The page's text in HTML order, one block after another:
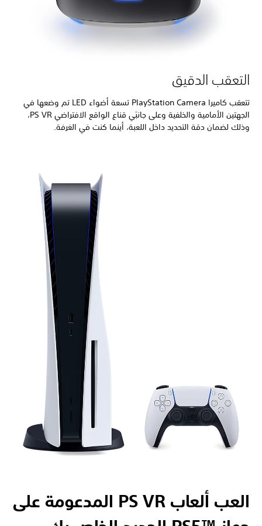
التعقب الدقيق
تتعقب كاميرا PlayStation Camera تسعة أضواء LED تم وضعها في
الجهتين الأمامية والخلفية وعلى جانبَي قناع الواقع الافتراضي PS VR،
وذلك لضمان دقة التحديد داخل اللعبة، أينما كنت في الغرفة.
العب ألعاب PS VR المدعومة على